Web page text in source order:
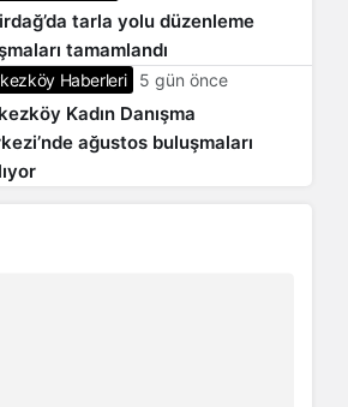
tarla yolu düzenleme
tamamlandı
Haberleri 5 gün önce
Kadın Danışma
ağustos buluşmaları